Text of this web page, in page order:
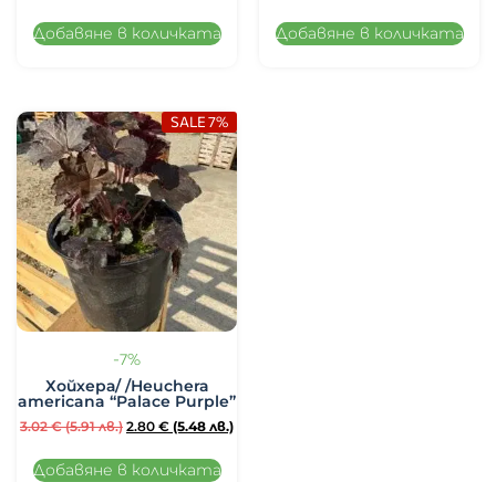
Добавяне в количката Добавяне в количката
-7%
Хойхера/ /Heuchera
americana “Palace Purple”
SALE 7%
3.02€ (5.91 лв.) 2.80 € (5.48 лв.)
Добавяне в количката